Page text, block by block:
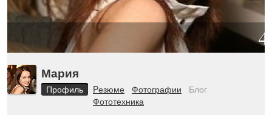
Мария
Профиль Pезюме Фотографии
Блог
Фототехника